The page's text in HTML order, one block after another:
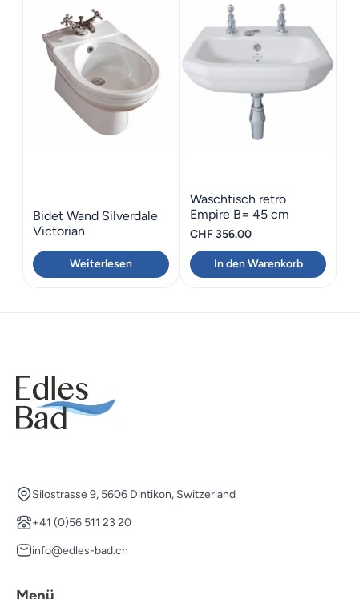
Bidet Wand Silverdale
Victorian
Weiterlesen
Waschtisch retro
Empire B= 45 cm
CHF356.00
In den Warenkorb
Silostrasse 9, 5606 Dintikon, Switzerland
+41 (0)56 511 23 20
info@edles-bad.ch